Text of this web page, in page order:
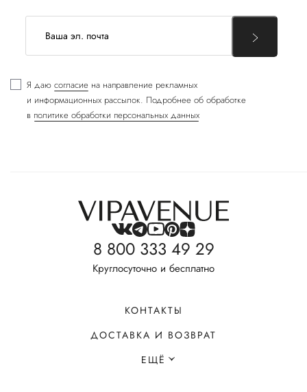
Я даю согласие на направление рекламных
и информационных рассылок. Подробнее об обработке
в политике обработки персональных данных
8 800 333 49 29
Круглосуточно и бесплатно
КОНТАКТЫ
ДОСТАВКА И ВОЗВРАТ
ЕЩЁ